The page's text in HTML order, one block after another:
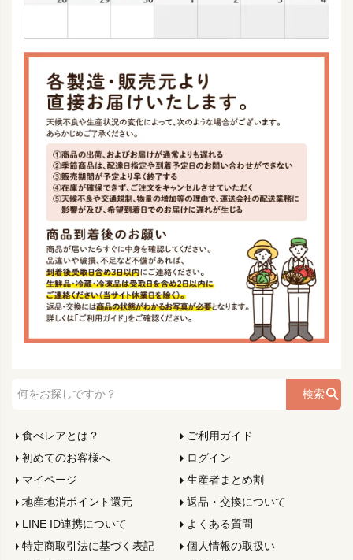
検索
食べレアとは？
ご利用ガイド
初めてのお客様へ
ログイン
マイページ
生産者まとめ割
地産地消ポイント還元
返品・交換について
LINE ID連携について
よくある質問
特定商取引法に基づく表記
個人情報の取扱い